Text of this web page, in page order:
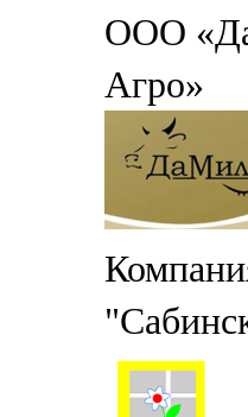
ООО
Агро»